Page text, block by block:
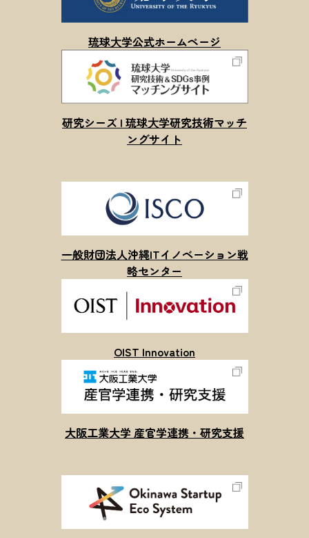
琉球⼤学公式ホームページ
研究シーズ | 琉球⼤学研究技術マッチ
ングサイト
一般財団法人沖縄ITイノベーション戦
略センター
OIST Innovation
大阪工業大学 産官学連携・研究支援